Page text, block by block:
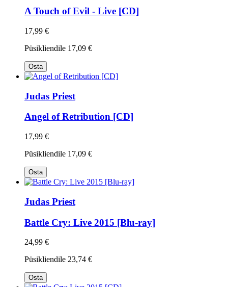
A Touch of Evil - Live [CD]
17,99 €
Püsikliendile 17,09 €
Osta
Judas Priest
Angel of Retribution [CD]
17,99 €
Püsikliendile 17,09 €
Osta
Judas Priest
Battle Cry: Live 2015 [Blu-ray]
24,99 €
Püsikliendile 23,74 €
Osta